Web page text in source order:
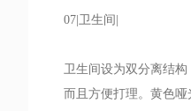
07|卫生间|
卫生间设为双分离结
而且方便打理。黄色